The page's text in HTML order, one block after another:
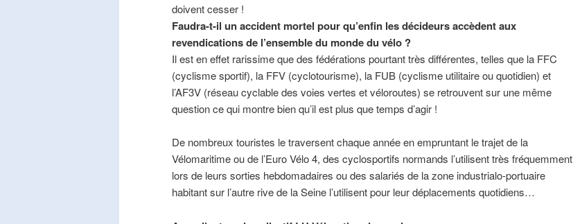
doivent cesser !
Faudra-t-il un accident mortel pour qu’enfin les décideurs accèdent aux
revendications de l’ensemble du monde du vélo ?
Il est en effet rarissime que des fédérations pourtant très différentes, telles que la FFC
(cyclisme sportif), la FFV (cyclotourisme), la FUB (cyclisme utilitaire ou quotidien) et
l’AF3V (réseau cyclable des voies vertes et véloroutes) se retrouvent sur une même
question ce qui montre bien qu’il est plus que temps d’agir !
De nombreux touristes le traversent chaque année en empruntant le trajet de la
Vélomaritime ou de l’Euro Vélo 4, des cyclosportifs normands l’utilisent très fréquemment
lors de leurs sorties hebdomadaires ou des salariés de la zone industrialo-portuaire
habitant sur l’autre rive de la Seine l’utilisent pour leur déplacements quotidiens…